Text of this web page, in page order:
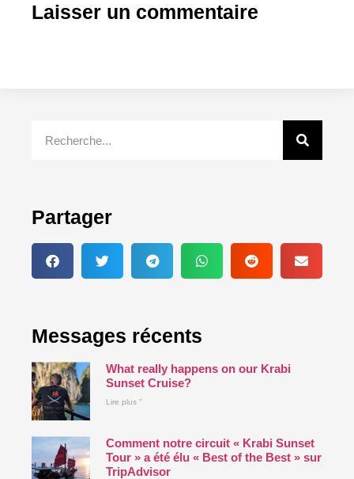
Laisser un commentaire
Partager
Messages récents
What really happens on our Krabi
Sunset Cruise?
Lire plus "
Comment notre circuit « Krabi Sunset
Tour » a été élu « Best of the Best » sur
TripAdvisor